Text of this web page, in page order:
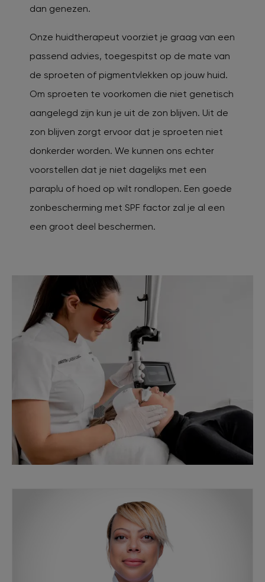
dan genezen.
Onze huidtherapeut voorziet je graag van een
passend advies, toegespitst op de mate van
de sproeten of pigmentvlekken op jouw huid.
Om sproeten te voorkomen die niet genetisch
aangelegd zijn kun je uit de zon blijven. Uit de
zon blijven zorgt ervoor dat je sproeten niet
donkerder worden. We kunnen ons echter
voorstellen dat je niet dagelijks met een
paraplu of hoed op wilt rondlopen. Een goede
zonbescherming met SPF factor zal je al een
een groot deel beschermen.